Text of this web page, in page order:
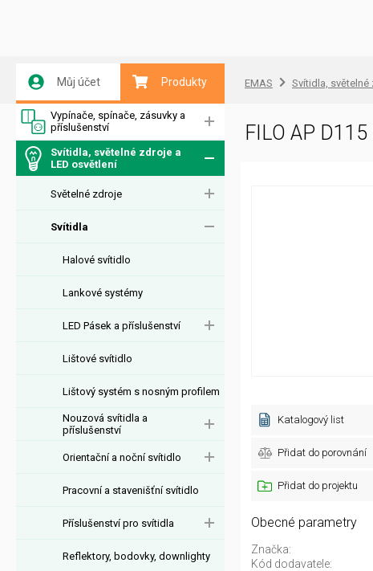
Můj účet Produkty
Vypínače, spínače, zásuvky a
příslušenství
Svítidla, světelné zdroje a
LED osvětlení
Světelné zdroje
Svítidla
Halové svítidlo
Lankové systémy
LED Pásek a příslušenství
Lištové svítidlo
Lištový systém s nosným profilem
Nouzová svítidla a
příslušenství
Orientační a noční svítidlo
Pracovní a stavenišťní svítidlo
Příslušenství pro svítidla
Reflektory, bodovky, downlighty
EMAS Svítidla, světelné
FILO AP D115
Katalogový list
Přidat do porovnání
Přidat do projektu
Obecné parametry
Značka:
Kód dodavatele: